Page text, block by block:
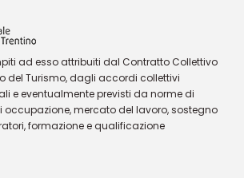
ad esso attribuiti dal Contratto Collettivo
del Turismo, dagli accordi collettivi
e eventualmente previsti da norme di
occupazione, mercato del lavoro, sostegno
formazione e qualificazione